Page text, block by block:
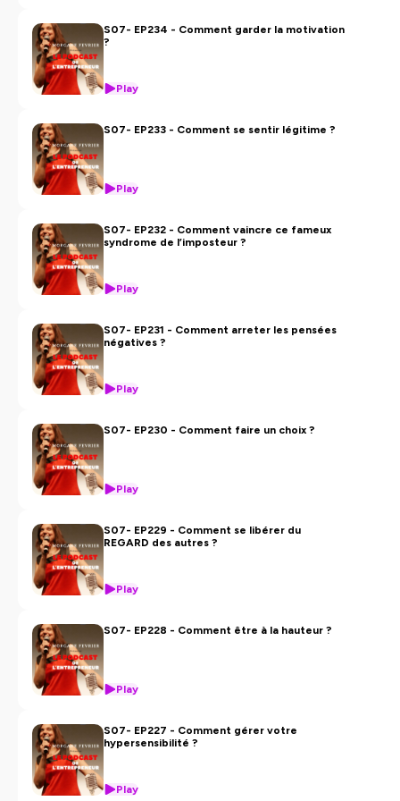
S07- EP234 - Comment garder la motivation
?
Play
S07- EP233 - Comment se sentir légitime ?
Play
S07- EP232 - Comment vaincre ce fameux
syndrome de l’imposteur ?
Play
S07- EP231 - Comment arreter les pensées
négatives ?
Play
S07- EP230 - Comment faire un choix ?
Play
S07- EP229 - Comment se libérer du
REGARD des autres ?
Play
S07- EP228 - Comment être à la hauteur ?
Play
S07- EP227 - Comment gérer votre
hypersensibilité ?
Play